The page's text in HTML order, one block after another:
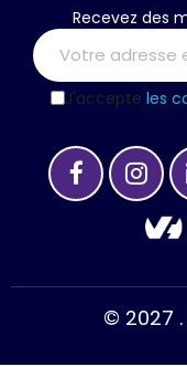
Recevez des
J'accepte les
© 2027 .